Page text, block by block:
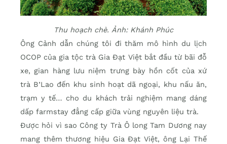
Thu hoạch chè. Ảnh: Khánh Phúc
Ông Cảnh dẫn chúng tôi đi thăm mô hình du lịch
OCOP của gia tộc trà Gia Đạt Việt bắt đầu từ bãi đỗ
xe, gian hàng lưu niệm trưng bày hồn cốt của xứ
trà B’Lao đến khu sinh hoạt dã ngoại, khu nấu ăn,
trạm y tế… cho du khách trải nghiệm mang dáng
dấp farmstay đẳng cấp giữa vùng nguyên liệu trà.
Được hỏi vì sao Công ty Trà Ô long Tam Dương nay
mang thêm thương hiệu Gia Đạt Việt, ông Lại Thế